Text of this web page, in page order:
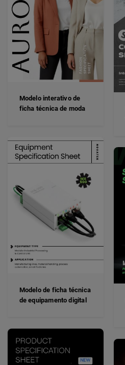
Modelo interativo de
ficha técnica de moda
Modelo de ficha técnica
de equipamento digital